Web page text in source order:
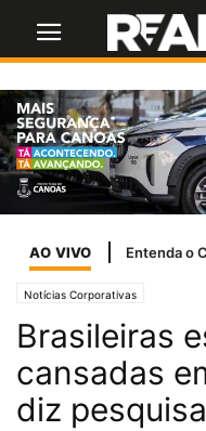
AO VIVO
Notícias Corporativas
Brasileiras
cansadas
diz pesquisa